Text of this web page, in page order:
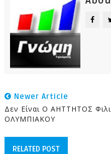
Newer Article
Δεν Είναι Ο ΑΗΤΤΗΤΟΣ
ΟΛΥΜΠΙΑΚΟΥ
RELATED POST